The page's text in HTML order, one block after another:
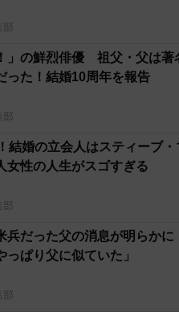
」の鮮烈俳優 祖父・父は著
った！結婚10周年を報告
結婚の立会人はスティーブ
女性の人生がスゴすぎる
だった父の消息が明らか
ぱり父に似ていた」